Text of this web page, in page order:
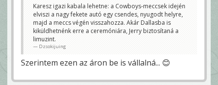
Karesz igazi kabala lehetne: a Cowboys-meccsek idején
elviszi a nagy fekete autó egy csendes, nyugodt helyre,
majd a meccs végén visszahozza. Akár Dallasba is
kiküldhetnénk erre a ceremóniára, Jerry biztosítaná a
limuzint.
Dzsokijuing
Szerintem ezen az áron be is vállalná... 😊